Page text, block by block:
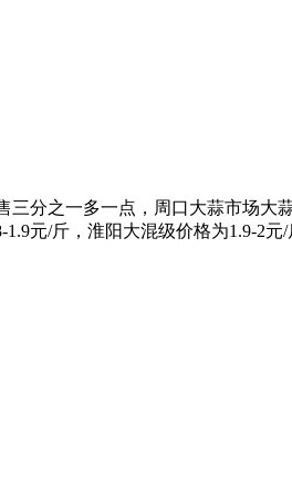
三分之一多一点，周口大蒜市场
元/斤，淮阳大混级价格为1.9-2元